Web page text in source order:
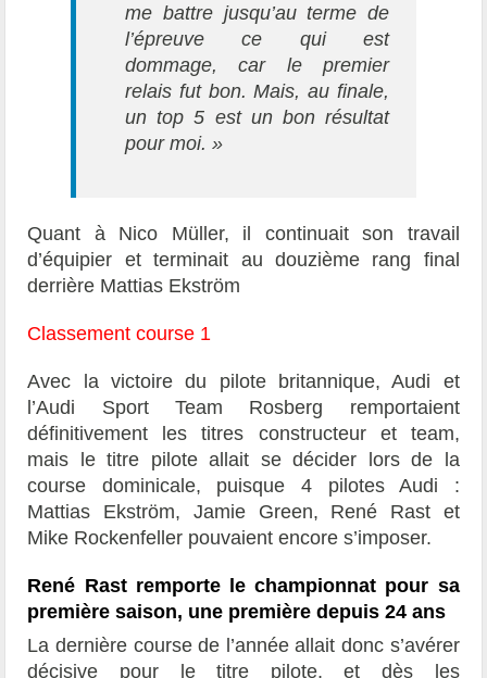
me battre jusqu’au terme de
l’épreuve ce qui est
dommage, car le premier
relais fut bon. Mais, au finale,
un top 5 est un bon résultat
pour moi. »
Quant à Nico Müller, il continuait son travail
d’équipier et terminait au douzième rang final
derrière Mattias Ekström
Classement course 1
Avec la victoire du pilote britannique, Audi et
l’Audi Sport Team Rosberg remportaient
définitivement les titres constructeur et team,
mais le titre pilote allait se décider lors de la
course dominicale, puisque 4 pilotes Audi :
Mattias Ekström, Jamie Green, René Rast et
Mike Rockenfeller pouvaient encore s’imposer.
René Rast remporte le championnat pour sa
première saison, une première depuis 24 ans
La dernière course de l’année allait donc s’avérer
décisive pour le titre pilote, et dès les